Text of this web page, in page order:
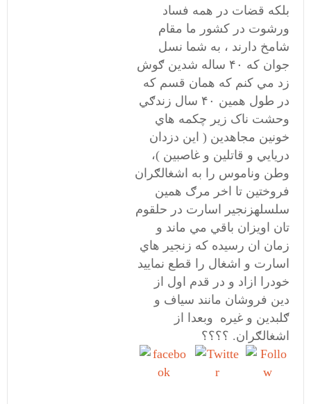
بلکه قضات در همه فساد
ورشوت در کشور ما مقام
شامخ دارند ، به شما نسل
جوان که ۴۰ ساله شدين ګوش
زد مي کنم که همان قسم که
در طول همين ۴۰ سال زندګي
وحشت ناک زير چکمه هاي
خونين مجاهدين ( اين دزدان
دريايي و قاتلين و غاصبين )،
وطن وناموس را به اشغالګران
فروختين تا اخر مرګ همين
سلسلهزنجير اسارت در حلقوم
تان اويزان باقي مي ماند و
زمان ان رسيده که زنجير هاي
اسارت و اشغال را قطع نماييد
خودرا ازاد و در قدم اول از
دين فروشان مانند سياف و
ګلبدين و غيره وبعدا از
اشغالګران. ؟؟؟؟